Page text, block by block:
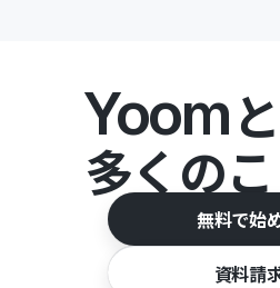
Yoomと
多くのこ
無料で始
資料請